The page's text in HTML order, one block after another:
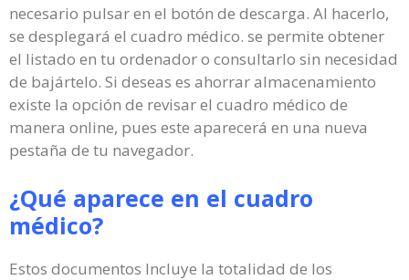
necesario pulsar en el botón de descarga. Al hacerlo,
se desplegará el cuadro médico. se permite obtener
el listado en tu ordenador o consultarlo sin necesidad
de bajártelo. Si deseas es ahorrar almacenamiento
existe la opción de revisar el cuadro médico de
manera online, pues este aparecerá en una nueva
pestaña de tu navegador.
¿Qué aparece en el cuadro
médico?
Estos documentos Incluye la totalidad de los